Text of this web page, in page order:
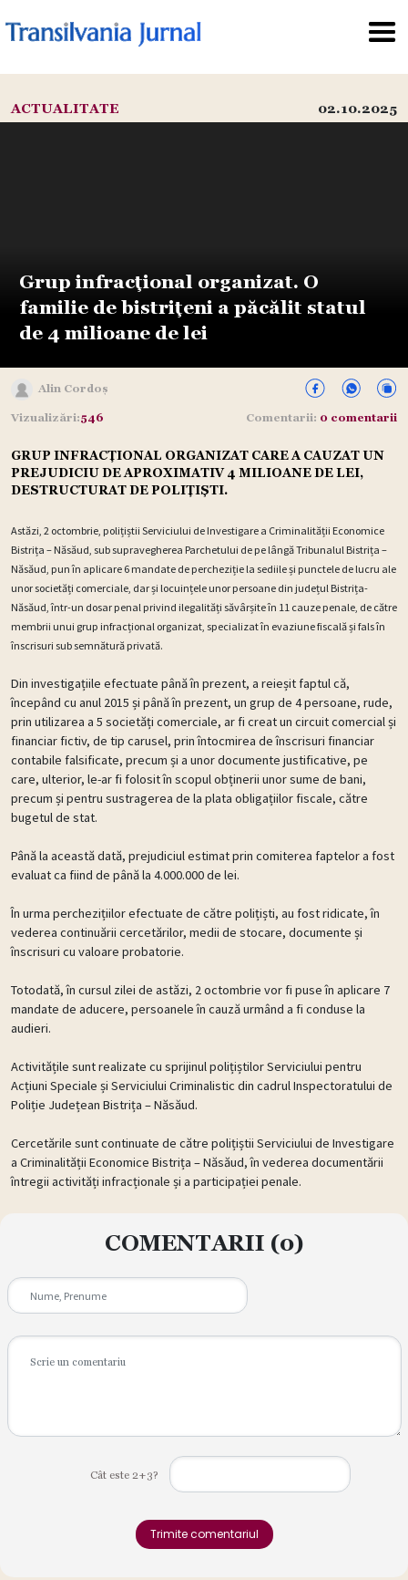
ACTUALITATE 02.10.2025
Grup infracțional organizat. O
familie de bistrițeni a păcălit statul
de 4 milioane de lei
Alin Cordoș
Vizualizări:546 Comentarii: 0 comentarii
GRUP INFRACȚIONAL ORGANIZAT CARE A CAUZAT UN
PREJUDICIU DE APROXIMATIV 4 MILIOANE DE LEI,
DESTRUCTURAT DE POLIȚIȘTI.
Astăzi, 2 octombrie, polițiștii Serviciului de Investigare a Criminalității Economice
Bistrița – Năsăud, sub supravegherea Parchetului de pe lângă Tribunalul Bistrița –
Năsăud, pun în aplicare 6 mandate de percheziție la sediile și punctele de lucru ale
unor societăți comerciale, dar și locuințele unor persoane din județul Bistrița-
Năsăud, într-un dosar penal privind ilegalități săvârșite în 11 cauze penale, de către
membrii unui grup infracțional organizat, specializat în evaziune fiscală și fals în
înscrisuri sub semnătură privată.
Din investigațiile efectuate până în prezent, a reieșit faptul că,
începând cu anul 2015 și până în prezent, un grup de 4 persoane, rude,
prin utilizarea a 5 societăți comerciale, ar fi creat un circuit comercial și
financiar fictiv, de tip carusel, prin întocmirea de înscrisuri financiar
contabile falsificate, precum și a unor documente justificative, pe
care, ulterior, le-ar fi folosit în scopul obținerii unor sume de bani,
precum și pentru sustragerea de la plata obligațiilor fiscale, către
bugetul de stat.
Până la această dată, prejudiciul estimat prin comiterea faptelor a fost
evaluat ca fiind de până la 4.000.000 de lei.
În urma perchezițiilor efectuate de către polițiști, au fost ridicate, în
vederea continuării cercetărilor, medii de stocare, documente și
înscrisuri cu valoare probatorie.
Totodată, în cursul zilei de astăzi, 2 octombrie vor fi puse în aplicare 7
mandate de aducere, persoanele în cauză urmând a fi conduse la
audieri.
Activitățile sunt realizate cu sprijinul polițiștilor Serviciului pentru
Acțiuni Speciale și Serviciului Criminalistic din cadrul Inspectoratului de
Poliție Județean Bistrița – Năsăud.
Cercetările sunt continuate de către polițiștii Serviciului de Investigare
a Criminalității Economice Bistrița – Năsăud, în vederea documentării
întregii activități infracționale și a participației penale.
COMENTARII (0)
Cât este 2+3?
Trimite comentariul